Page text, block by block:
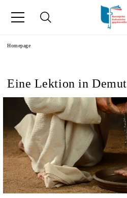
Homepage
Eine Lektion in Demut